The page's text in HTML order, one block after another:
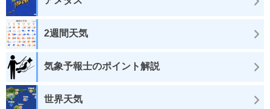
2週間天気
気象予報士のポイント解説
世界天気